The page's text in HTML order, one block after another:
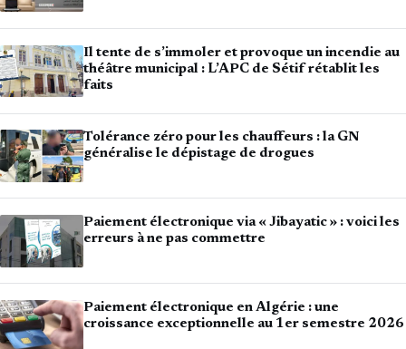
Il tente de s’immoler et provoque un incendie au
théâtre municipal : L’APC de Sétif rétablit les
faits
Tolérance zéro pour les chauffeurs : la GN
généralise le dépistage de drogues
Paiement électronique via « Jibayatic » : voici les
erreurs à ne pas commettre
Paiement électronique en Algérie : une
croissance exceptionnelle au 1er semestre 2026